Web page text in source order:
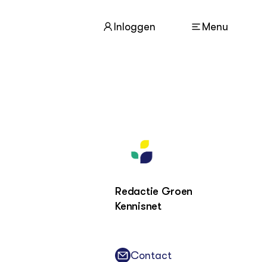
Inloggen Menu
Redactie Groen
Kennisnet
Contact